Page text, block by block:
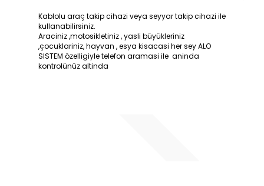
Kablolu araç takip cihazi veya seyyar takip cihazi ile
kullanabilirsiniz.
Araciniz ,motosikletiniz , yasli büyükleriniz
,çocuklariniz, hayvan , esya kisacasi her sey ALO
SISTEM özelligiyle telefon aramasi ile aninda
kontrolünüz altinda